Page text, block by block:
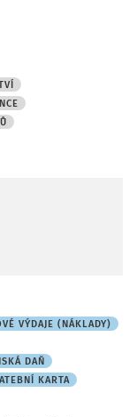
VÝDAJE (NÁKLADY)
DAŇ
KARTA